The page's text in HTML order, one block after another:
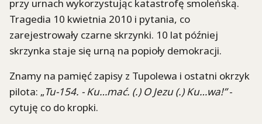
przy urnach wykorzystując katastrofę smoleńską.
Tragedia 10 kwietnia 2010 i pytania, co
zarejestrowały czarne skrzynki. 10 lat później
skrzynka staje się urną na popioły demokracji.
Znamy na pamięć zapisy z Tupolewa i ostatni okrzyk
pilota: „Tu-154. - Ku…mać. (.) O Jezu (.) Ku…wa!”-
cytuję co do kropki.